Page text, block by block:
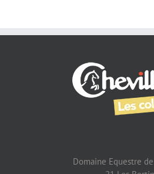
Domaine Equestre